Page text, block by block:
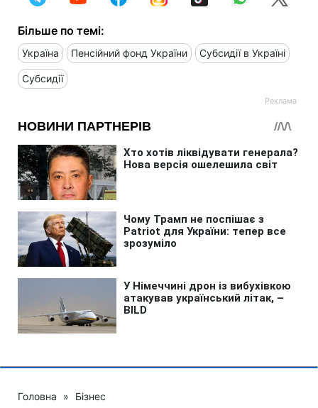
Більше по темі:
Україна Пенсійний фонд України Субсидії в Україні
Субсидії
Головна » Бізнес